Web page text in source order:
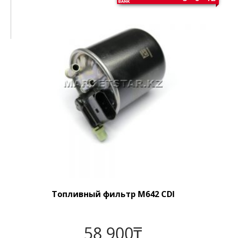
Топливный фильтр M642 CDI
58 900₸